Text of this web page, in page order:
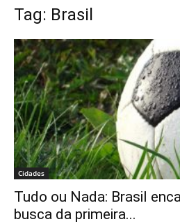
Tag: Brasil
Cidades
Tudo ou Nada: Brasil
busca da primeira...